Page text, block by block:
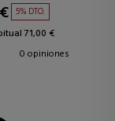
5% DTO.
71,00 €
0 opiniones